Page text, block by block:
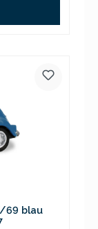
69 blau